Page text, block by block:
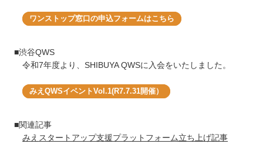
ワンストップ窓口の申込フォームはこちら
■渋谷QWS
令和7年度より、SHIBUYA QWSに入会をいたしました。
みえQWSイベントVol.1(R7.7.31開催）
■関連記事
みえスタートアップ支援プラットフォーム立ち上げ記事